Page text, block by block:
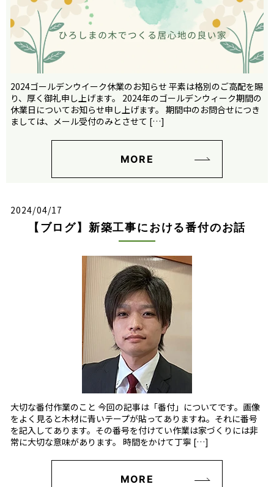
2024ゴールデンウイーク休業のお知らせ 平素は格別のご高配を賜
り、厚く御礼申し上げます。 2024年のゴールデンウィーク期間の
休業日についてお知らせ申し上げます。 期間中のお問合せにつき
ましては、メール受付のみとさせて […]
MORE
2024/04/17
【ブログ】新築工事における番付のお話
大切な番付作業のこと 今回の記事は「番付」についてです。画像
をよく見ると木材に青いテープが貼ってありますね。それに番号
を記入してあります。その番号を付けてい作業は家づくりには非
常に大切な意味があります。 時間をかけて丁寧 […]
MORE